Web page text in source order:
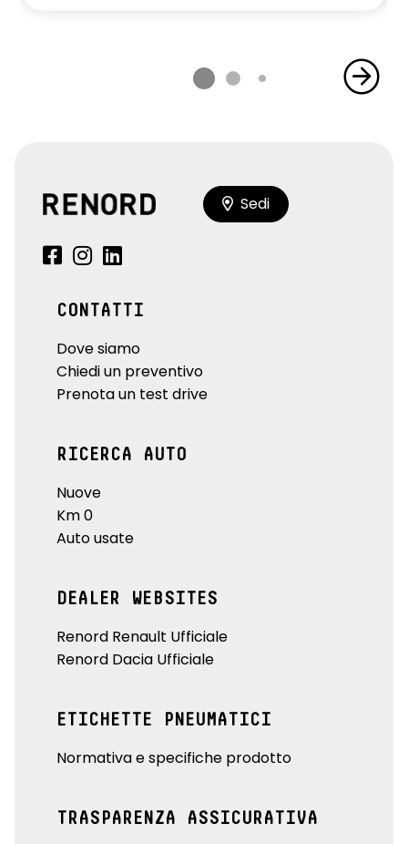
Sedi
CONTATTI
Dove siamo
Chiedi un preventivo
Prenota un test drive
RICERCA AUTO
Nuove
Km 0
Auto usate
DEALER WEBSITES
Renord Renault Ufficiale
Renord Dacia Ufficiale
ETICHETTE PNEUMATICI
Normativa e specifiche prodotto
TRASPARENZA ASSICURATIVA